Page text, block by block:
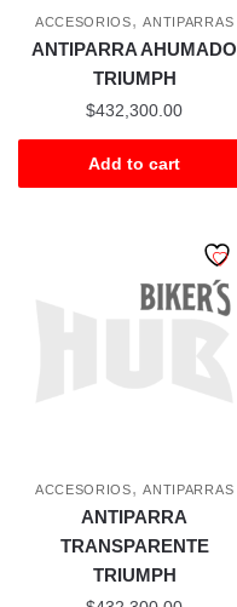
ACCESORIOS,ANTIPARRAS
ANTIPARRA AHUMADO
TRIUMPH
$432,300.00
Add to cart
ACCESORIOS,ANTIPARRAS
ANTIPARRA
TRANSPARENTE
TRIUMPH